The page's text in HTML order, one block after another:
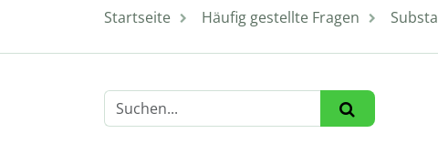
Startseite Häufig gestellte Fragen